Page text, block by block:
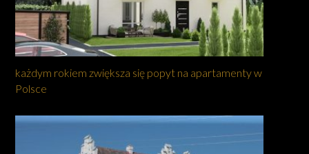
każdym rokiem zwiększa się popyt na apartamenty w
Polsce